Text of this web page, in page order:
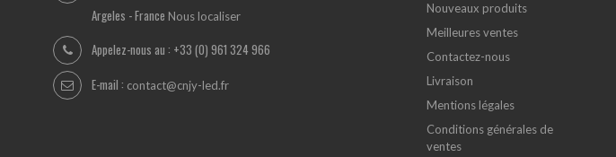
Argeles - France Nous localiser
Appelez-nous au : +33 (0) 961 324 966
E-mail : contact@cnjy-led.fr
Nouveaux produits
Meilleures ventes
Contactez-nous
Livraison
Mentions légales
Conditions générales de
ventes